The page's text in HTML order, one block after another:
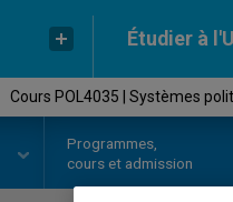
Étudier à
Cours POL4035 | Systèmes
Programmes,
cours et admission